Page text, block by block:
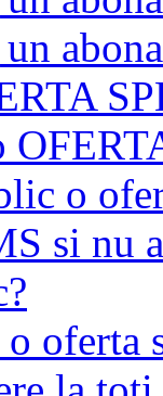
o
si nu
oferta